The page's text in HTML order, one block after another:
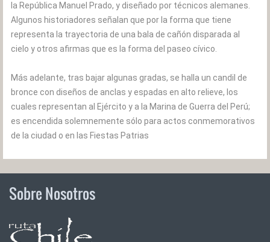
la República Manuel Prado, y diseñado por técnicos alemanes.
Algunos historiadores señalan que por la forma que tiene
representa la trayectoria de una bala de cañón disparada al
cielo y otros afirmas que es la forma del paseo cívico.
Más adelante, tras bajar algunas gradas, se halla un candil de
bronce con diseños de anclas y espadas en alto relieve, los
cuales representan al Ejército y a la Marina de Guerra del Perú;
es encendida solemnemente sólo para actos conmemorativos
de la ciudad o en las Fiestas Patrias
Sobre Nosotros